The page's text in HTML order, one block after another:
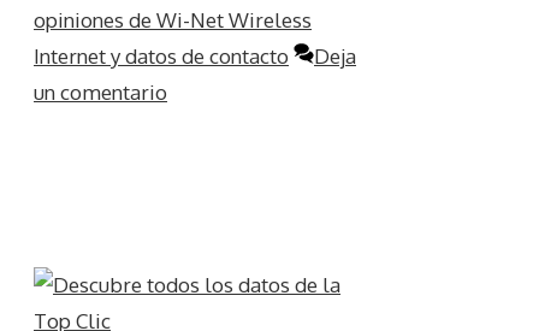
opiniones de Wi-Net Wireless
Internet y datos de contacto
Deja
un comentario